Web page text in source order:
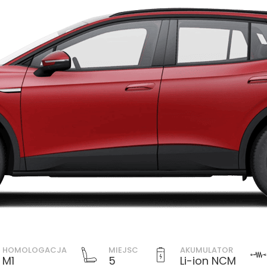
HOMOLOGACJA
M1
MIEJSC
5
AKUMULATOR
Li-ion NCM